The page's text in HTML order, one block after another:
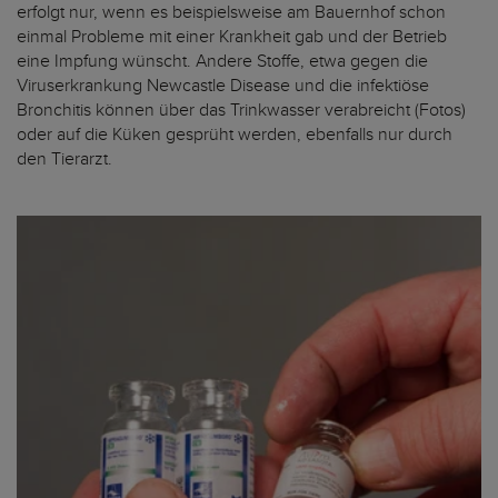
erfolgt nur, wenn es beispielsweise am Bauernhof schon
einmal Probleme mit einer Krankheit gab und der Betrieb
eine Impfung wünscht. Andere Stoffe, etwa gegen die
Viruserkrankung Newcastle Disease und die infektiöse
Bronchitis können über das Trinkwasser verabreicht (Fotos)
oder auf die Küken gesprüht werden, ebenfalls nur durch
den Tierarzt.